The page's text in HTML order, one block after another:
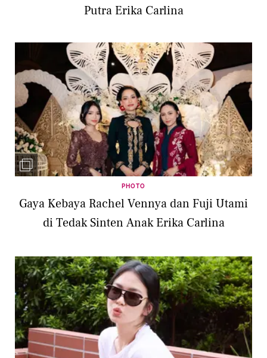
Putra Erika Carlina
PHOTO
Gaya Kebaya Rachel Vennya dan Fuji Utami
di Tedak Sinten Anak Erika Carlina